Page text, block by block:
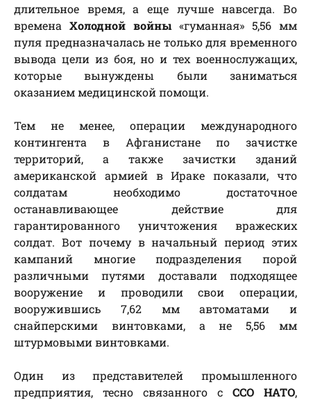
длительное время, а еще лучше навсегда. Во
времена Холодной войны «гуманная» 5,56 мм
пуля предназначалась не только для временного
вывода цели из боя, но и тех военнослужащих,
которые вынуждены были заниматься
оказанием медицинской помощи.
Тем не менее, операции международного
контингента в Афганистане по зачистке
территорий, а также зачистки зданий
американской армией в Ираке показали, что
солдатам необходимо достаточное
останавливающее действие для
гарантированного уничтожения вражеских
солдат. Вот почему в начальный период этих
кампаний многие подразделения порой
различными путями доставали подходящее
вооружение и проводили свои операции,
вооружившись 7,62 мм автоматами и
снайперскими винтовками, а не 5,56 мм
штурмовыми винтовками.
Один из представителей промышленного
предприятия, тесно связанного с ССО НАТО,